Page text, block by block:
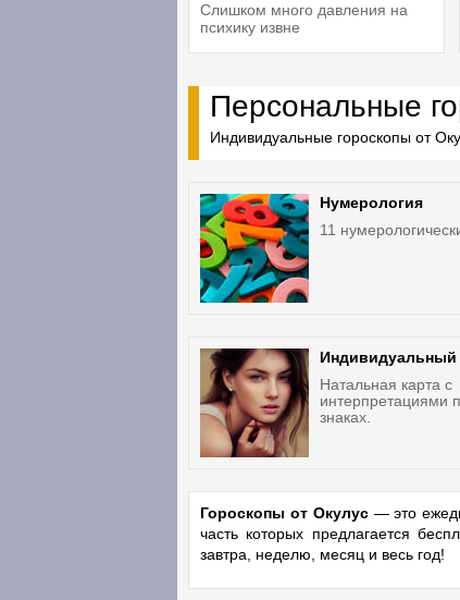
Слишком много давления на
психику извне
Персональные
Индивидуальные гороскопы от
Нумерология
11
Индивидуальный
Натальная карта с
интерпретациями
знаках.
Гороскопы от Окулус— это
часть которых предлагается
завтра, неделю, месяц и весь год!